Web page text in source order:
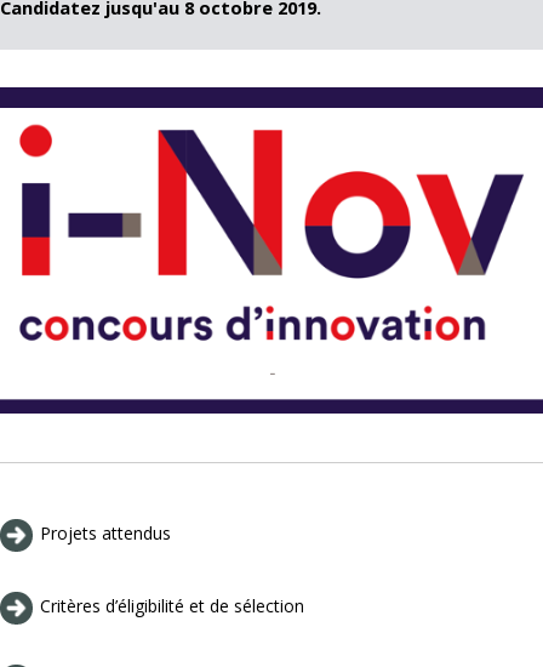
Candidatez jusqu'au 8 octobre 2019.
Projets attendus
Critères d’éligibilité et de sélection